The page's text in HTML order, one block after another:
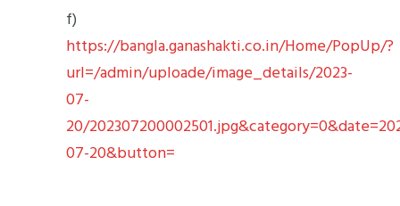
f)
https://bangla.ganashakti.co.in/Home/PopUp/?
url=/admin/uploade/image_details/2023-
07-
20/
07-20&button=